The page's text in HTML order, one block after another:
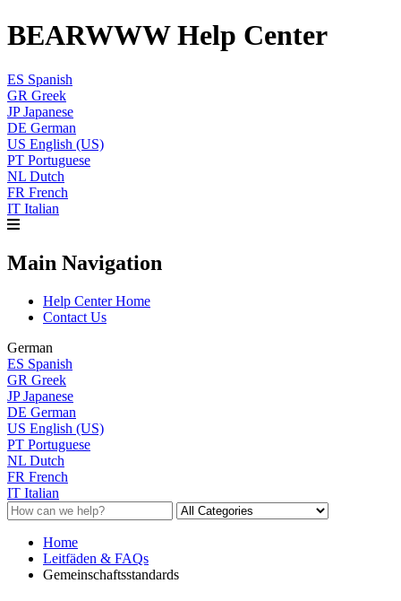
BEARWWW Help Center
ES Spanish
GR Greek
JP Japanese
DE German
US English (US)
PT Portuguese
NL Dutch
FR French
IT Italian
Main Navigation
Help Center Home
Contact Us
German
ES Spanish
GR Greek
JP Japanese
DE German
US English (US)
PT Portuguese
NL Dutch
FR French
IT Italian
Home
Leitfäden & FAQs
Gemeinschaftsstandards